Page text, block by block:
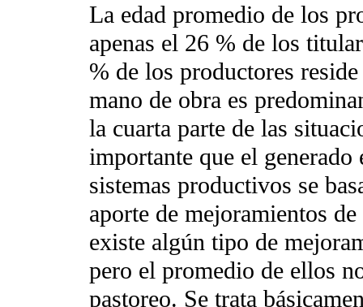
La edad promedio de los
apenas el 26 % de los
% de los productores
mano de obra es
la cuarta parte de las
importante que el
sistemas productivos se
aporte de mejoramientos
existe algún tipo de
pero el promedio de ellos
pastoreo. Se trata